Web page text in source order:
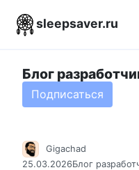
sleepsaver.ru
Блог
Подписаться
Gigachad
25.03.2026Блог